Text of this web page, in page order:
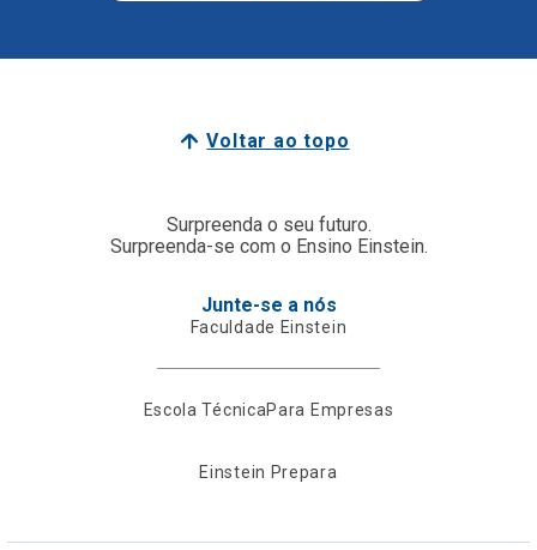
Voltar ao topo
Surpreenda o seu futuro.
Surpreenda-se com o Ensino Einstein.
Junte-se a nós
Faculdade Einstein
Escola TécnicaPara Empresas
Einstein Prepara